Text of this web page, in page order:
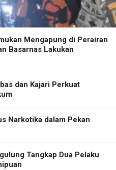
Mengapung di Perairan
Basarnas Lakukan
dan Kajari Perkuat
Narkotika dalam Pekan
Tangkap Dua Pelaku